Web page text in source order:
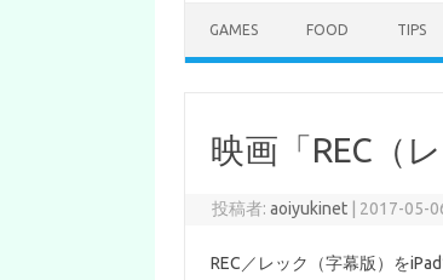
GAMES FOOD TIPS
映画「REC（
投稿者:aoiyukinet 2017-05-
REC／レック（字幕版）をiPad